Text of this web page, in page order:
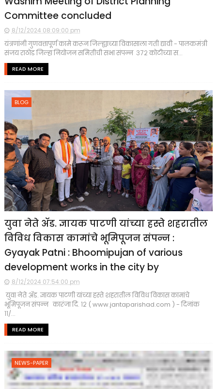
Committee concluded
8/12/2024 08:09:00 pm
यंत्रणांनी गुणवत्तापूर्ण कामे करून जिल्ह्याच्या विकासाला गती द्यावी - पालकमंत्री
संजय राठोड जिल्हा नियोजन समितीची सभा संपन्न ३७२ कोटीच्या स...
READ MORE
BLOG
युवा नेते ॲड. ज्ञायक पाटणी यांच्या हस्ते शहरातील
विविध विकास कामांचे भूमिपूजन संपन्न :
Gyayak Patni : Bhoomipujan of various
development works in the city by
8/12/2024 07:54:00 pm
युवा नेते ॲड. ज्ञायक पाटणी यांच्या हस्ते शहरातील विविध विकास कामांचे
भूमिपूजन संपन्न कारंजा दि. १२ ( www.jantaparishad.com ) - दिनांक
११/...
READ MORE
NEWS-PAPER